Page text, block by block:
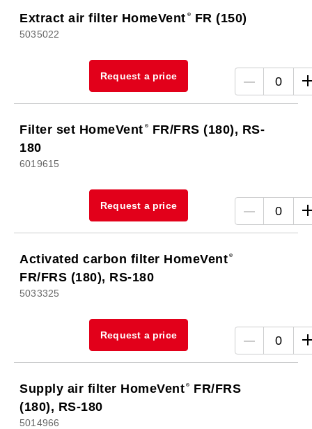
Extract air filter HomeVent FR (150)
5035022
Request a price 0
Filter set HomeVent
FR/FRS (180), RS-
180
6019615
Request a price 0
Activated carbon filter HomeVent
FR/FRS (180), RS-180
5033325
Request a price 0
Supply air filter HomeVent
FR/FRS
(180), RS-180
5014966